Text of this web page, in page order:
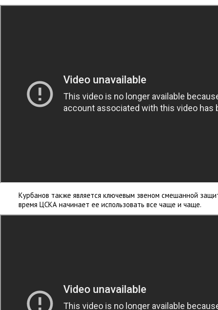
Курбанов также является ключевым звеном смешанной
время ЦСКА начинает ее использовать все чаще и чаще.